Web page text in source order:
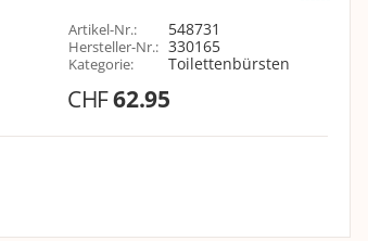
Artikel-Nr.: 548731
Hersteller-Nr.: 330165
Kategorie: Toilettenbürsten
CHF62.95